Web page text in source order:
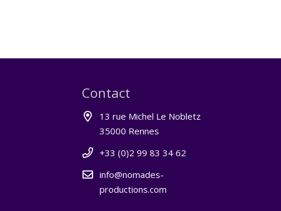
Contact
13 rue Michel Le Nobletz
35000 Rennes
+33 (0)2 99 83 34 62
info@nomades-
productions.com